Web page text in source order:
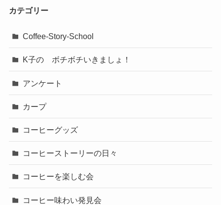
カテゴリー
Coffee-Story-School
K子の ボチボチいきましょ！
アンケート
カープ
コーヒーグッズ
コーヒーストーリーの日々
コーヒーを楽しむ会
コーヒー味わい発見会